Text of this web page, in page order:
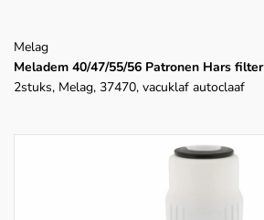
Melag
Meladem 40/47/55/56 Patronen Hars filter
2stuks, Melag, 37470, vacuklaf autoclaaf